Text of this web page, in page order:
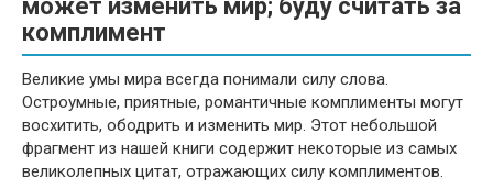
может изменить мир; буду считать за
комплимент
Великие умы мира всегда понимали силу слова.
Остроумные, приятные, романтичные комплименты могут
восхитить, ободрить и изменить мир. Этот небольшой
фрагмент из нашей книги содержит некоторые из самых
великолепных цитат, отражающих силу комплиментов.